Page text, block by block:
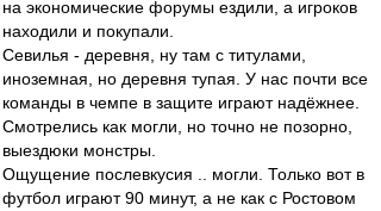
на экономические форумы ездили, а игроков
находили и покупали.
Севилья - деревня, ну там с титулами,
иноземная, но деревня тупая. У нас почти все
команды в чемпе в защите играют надёжнее.
Смотрелись как могли, но точно не позорно,
выездюки монстры.
Ощущение послевкусия .. могли. Только вот в
футбол играют 90 минут, а не как с Ростовом